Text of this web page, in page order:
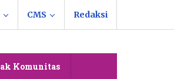
CMS Redaksi
Komunitas